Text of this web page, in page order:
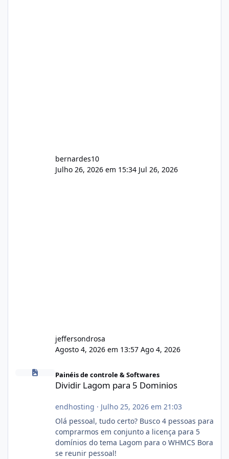
bernardes10
Julho 26, 2026 em 15:34 Jul 26, 2026
jeffersondrosa
Agosto 4, 2026 em 13:57 Ago 4, 2026
Dividir Lagom para 5 Dominios
Painéis de controle & Softwares
Dividir Lagom para 5 Dominios
endhosting · Julho 25, 2026 em 21:03
Olá pessoal, tudo certo? Busco 4 pessoas para
comprarmos em conjunto a licença para 5
domínios do tema Lagom para o WHMCS Bora
se reunir pessoal!